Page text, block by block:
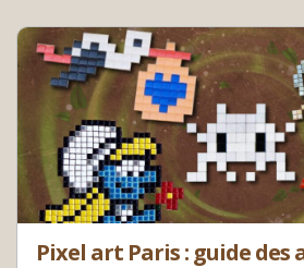
Pixel art Paris : guide des